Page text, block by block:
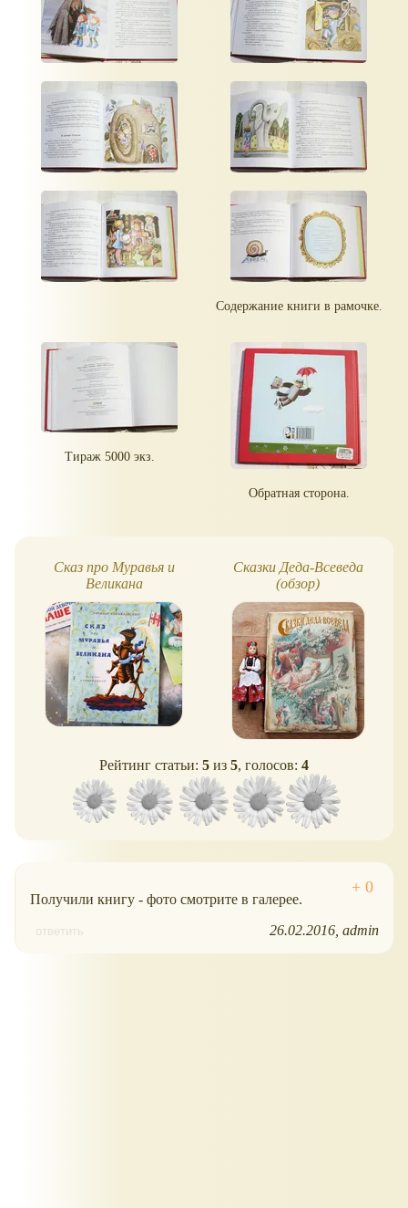
Содержание книги в рамочке.
Тираж 5000 экз.
Обратная сторона.
Сказ про Муравья и
Великана
Сказки Деда-Всеведа
(обзор)
Рейтинг статьи: 5 из 5, голосов: 4
Получили книгу - фото смотрите в галерее.
ответить 26.02.2016 admin